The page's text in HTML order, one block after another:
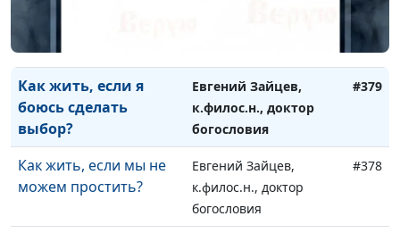
Что значит знать
Бога?
#380
Как жить, если я
боюсь сделать
выбор?
Евгений Зайцев,
к.филос.н., доктор
богословия
#379
Как жить, если мы не
можем простить?
Евгений Зайцев,
к.филос.н., доктор
богословия
#378